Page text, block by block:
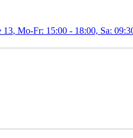
13, Mo-Fr: 15:00 - 18:00, Sa: